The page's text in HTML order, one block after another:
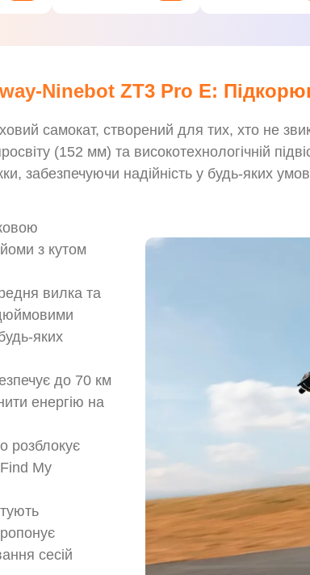
Ninebot ZT3 Pro E:
самокат, створений для тих, хто не
(152 мм) та високотехнологічній
забезпечуючи надійність у будь-яких
з кутом
вилка та
яких
до 70 км
енергію на
розблокує
My
сесій